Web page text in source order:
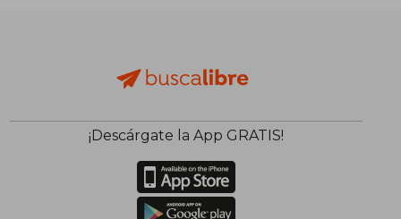
¡Descárgate la App GRATIS!